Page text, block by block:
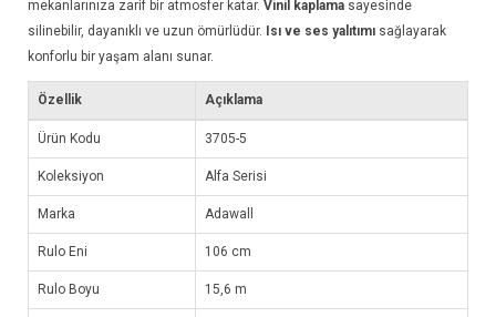
mekanlarınıza zarif bir atmosfer katar. Vinil kaplama sayesinde
silinebilir, dayanıklı ve uzun ömürlüdür. Isı ve ses yalıtımı sağlayarak
konforlu bir yaşam alanı sunar.
Özellik Açıklama
Ürün Kodu 3705-5
Koleksiyon Alfa Serisi
Marka Adawall
Rulo Eni 106 cm
Rulo Boyu 15,6 m